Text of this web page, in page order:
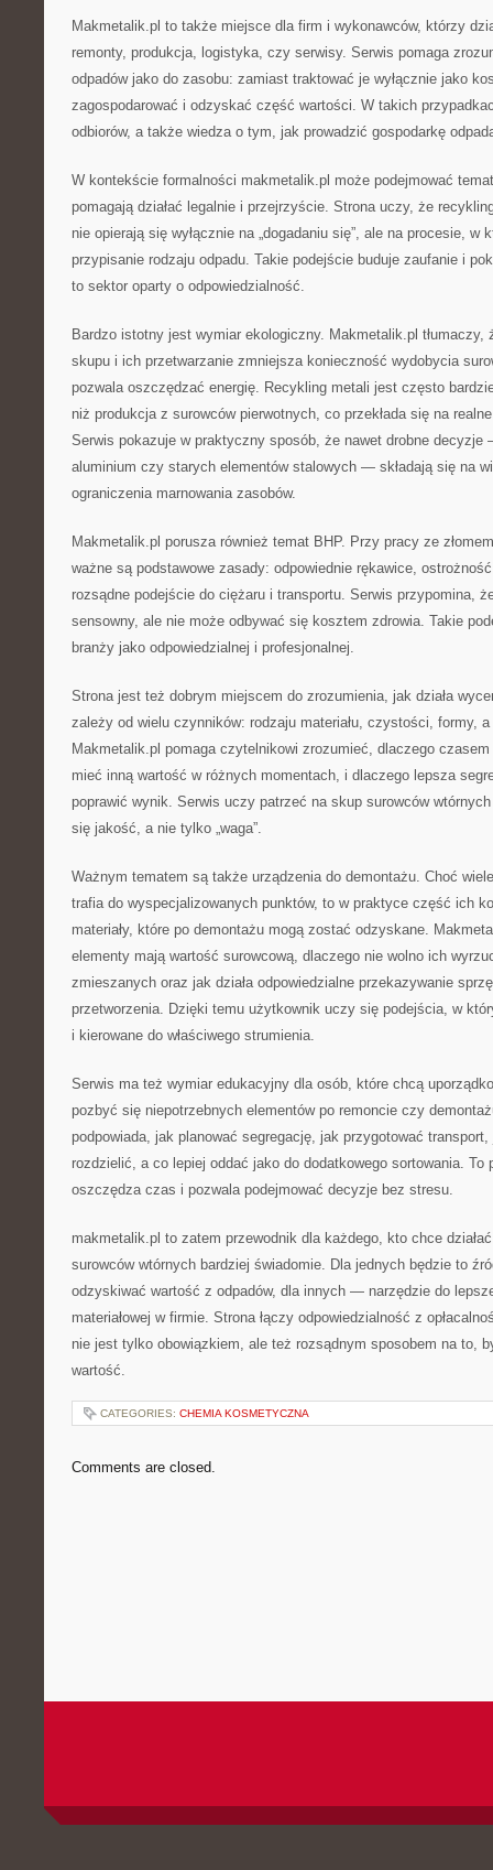
Makmetalik.pl to także miejsce dla firm i wykonawców, którzy
remonty, produkcja, logistyka, czy serwisy. Serwis pomaga
odpadów jako do zasobu: zamiast traktować je wyłącznie jako
zagospodarować i odzyskać część wartości. W takich
odbiorów, a także wiedza o tym, jak prowadzić gospodarkę
W kontekście formalności makmetalik.pl może podejmować
pomagają działać legalnie i przejrzyście. Strona uczy, że
nie opierają się wyłącznie na „dogadaniu się”, ale na procesie, w
przypisanie rodzaju odpadu. Takie podejście buduje zaufanie i
to sektor oparty o odpowiedzialność.
Bardzo istotny jest wymiar ekologiczny. Makmetalik.pl tłumaczy,
skupu i ich przetwarzanie zmniejsza konieczność wydobycia
pozwala oszczędzać energię. Recykling metali jest często
niż produkcja z surowców pierwotnych, co przekłada się na
Serwis pokazuje w praktyczny sposób, że nawet drobne decyzje
aluminium czy starych elementów stalowych — składają się na
ograniczenia marnowania zasobów.
Makmetalik.pl porusza również temat BHP. Przy pracy ze
ważne są podstawowe zasady: odpowiednie rękawice,
rozsądne podejście do ciężaru i transportu. Serwis przypomina,
sensowny, ale nie może odbywać się kosztem zdrowia. Takie
branży jako odpowiedzialnej i profesjonalnej.
Strona jest też dobrym miejscem do zrozumienia, jak działa
zależy od wielu czynników: rodzaju materiału, czystości, formy,
Makmetalik.pl pomaga czytelnikowi zrozumieć, dlaczego
mieć inną wartość w różnych momentach, i dlaczego lepsza
poprawić wynik. Serwis uczy patrzeć na skup surowców
się jakość, a nie tylko „waga”.
Ważnym tematem są także urządzenia do demontażu. Choć
trafia do wyspecjalizowanych punktów, to w praktyce część ich
materiały, które po demontażu mogą zostać odzyskane.
elementy mają wartość surowcową, dlaczego nie wolno ich
zmieszanych oraz jak działa odpowiedzialne przekazywanie
przetworzenia. Dzięki temu użytkownik uczy się podejścia, w
i kierowane do właściwego strumienia.
Serwis ma też wymiar edukacyjny dla osób, które chcą
pozbyć się niepotrzebnych elementów po remoncie czy
podpowiada, jak planować segregację, jak przygotować
rozdzielić, a co lepiej oddać jako do dodatkowego sortowania. To
oszczędza czas i pozwala podejmować decyzje bez stresu.
makmetalik.pl to zatem przewodnik dla każdego, kto chce
surowców wtórnych bardziej świadomie. Dla jednych będzie to
odzyskiwać wartość z odpadów, dla innych — narzędzie do
materiałowej w firmie. Strona łączy odpowiedzialność z
nie jest tylko obowiązkiem, ale też rozsądnym sposobem na to,
wartość.
CATEGORIES: CHEMIA KOSMETYCZNA
Comments are closed.